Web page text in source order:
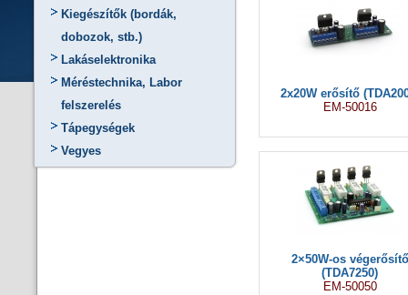
Kiegészítők (bordák,
dobozok, stb.)
Lakáselektronika
Méréstechnika, Labor
felszerelés
Tápegységek
Vegyes
2x20W erősítő
EM-50016
2×50W-os végerősítő
(TDA7250)
EM-50050